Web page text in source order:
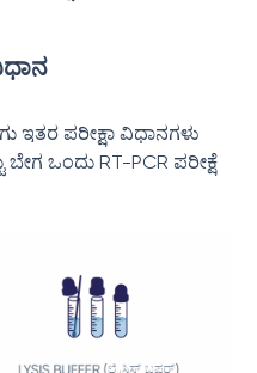
ಇತರ ಪರೀಕ್ಷಾ ವಿಧಾನಗಳು
ಒಂದು RT-PCR ಪರೀಕ್ಷೆ